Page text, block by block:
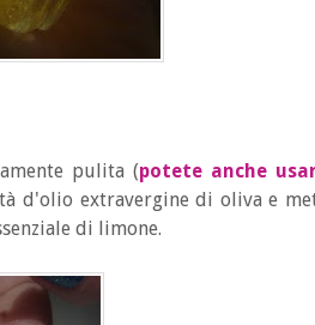
pulita (potete anche
d'olio extravergine di oliva e
di limone.